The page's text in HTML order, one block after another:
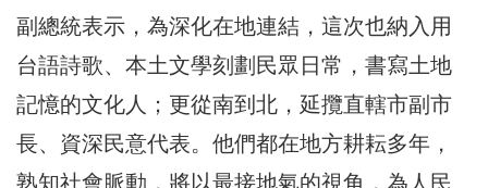
副總統表示，為深化在地連結，這次也納入用
台語詩歌、本土文學刻劃民眾日常，書寫土地
記憶的文化人；更從南到北，延攬直轄市副市
長、資深民意代表。他們都在地方耕耘多年，
熟知社會脈動，將以最接地氣的視角，為人民